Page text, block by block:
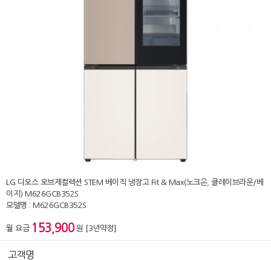
LG 디오스 오브제컬렉션 STEM 베이직 냉장고 Fit & Max(노크온, 클레이브라운/베
이지) M626GCB352S
모델명 : M626GCB352S
월 요금 153,900 원 [3년약정]
고객명